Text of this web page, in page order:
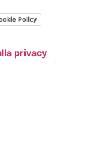
Policy
privacy